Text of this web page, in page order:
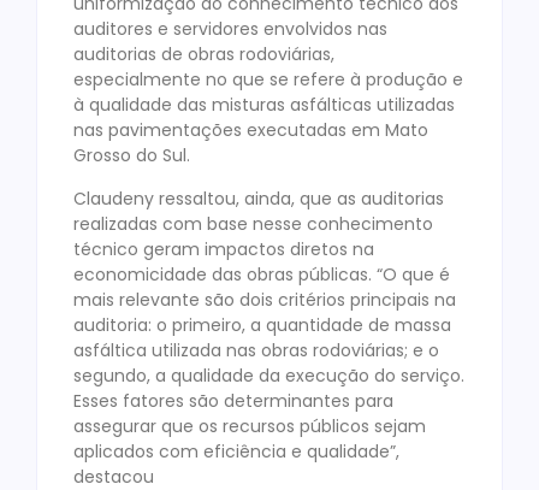
auditores e servidores envolvidos nas
auditorias de obras rodoviárias,
especialmente no que se refere à produção e
à qualidade das misturas asfálticas utilizadas
nas pavimentações executadas em Mato
Grosso do Sul.
Claudeny ressaltou, ainda, que as auditorias
realizadas com base nesse conhecimento
técnico geram impactos diretos na
economicidade das obras públicas. “O que é
mais relevante são dois critérios principais na
auditoria: o primeiro, a quantidade de massa
asfáltica utilizada nas obras rodoviárias; e o
segundo, a qualidade da execução do serviço.
Esses fatores são determinantes para
assegurar que os recursos públicos sejam
aplicados com eficiência e qualidade”,
destacou